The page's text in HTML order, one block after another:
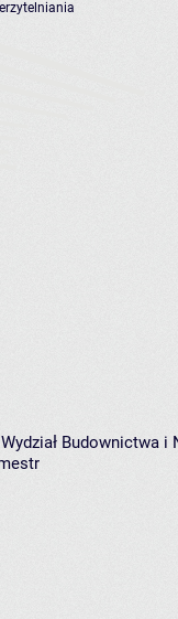
Budownictwa